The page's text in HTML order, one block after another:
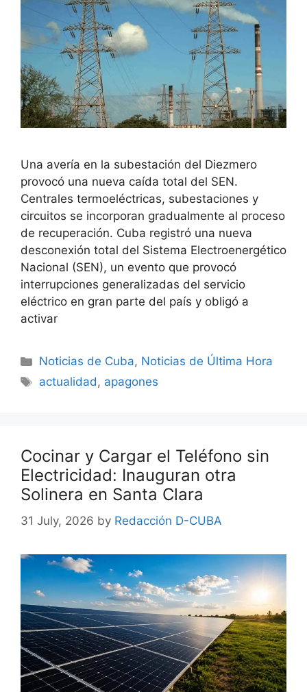
Una avería en la subestación del Diezmero
provocó una nueva caída total del SEN.
Centrales termoeléctricas, subestaciones y
circuitos se incorporan gradualmente al proceso
de recuperación. Cuba registró una nueva
desconexión total del Sistema Electroenergético
Nacional (SEN), un evento que provocó
interrupciones generalizadas del servicio
eléctrico en gran parte del país y obligó a
activar
Categories
Noticias de Cuba, Noticias de Última Hora
Tags
actualidad, apagones
Cocinar y Cargar el Teléfono sin
Electricidad: Inauguran otra
Solinera en Santa Clara
31 July, 2026 by Redacción D-CUBA